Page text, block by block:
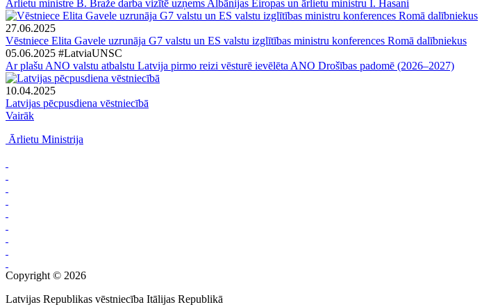
Ārlietu ministre B. Braže darba vizītē uzņems Albānijas Eiropas un ārlietu ministru I. Hasani
27.06.2025
Vēstniece Elita Gavele uzrunāja G7 valstu un ES valstu izglītības ministru konferences Romā dalībniekus
05.06.2025 #LatviaUNSC
Ar plašu ANO valstu atbalstu Latvija pirmo reizi vēsturē ievēlēta ANO Drošības padomē (2026–2027)
10.04.2025
Latvijas pēcpusdiena vēstniecībā
Vairāk
Ārlietu Ministrija
Copyright © 2026
Latvijas Republikas vēstniecība Itālijas Republikā